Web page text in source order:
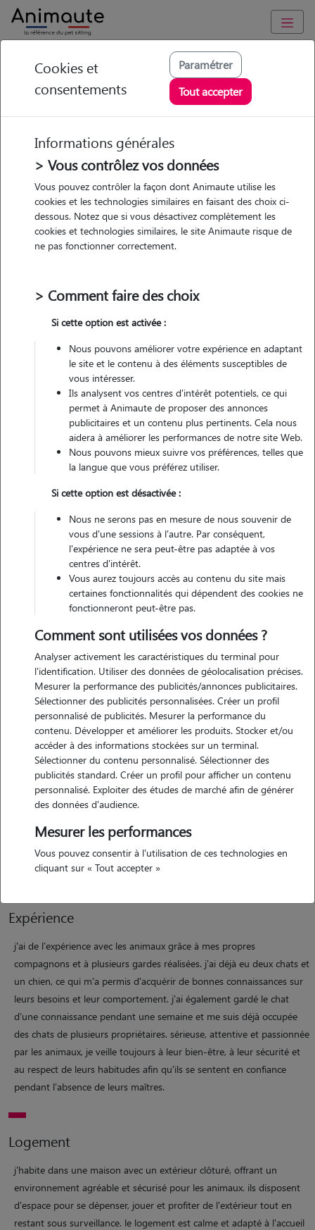
Animaute Auvergne-Rhône-Alpes Rhône/Meyzieu
Ambre - Petsitter à
PUSIGNAN
• 20 ans
Garde
chez le Pet Sitter
Véhiculé
Gardes réalisées
Contacter
L'envoi d'une demande est sans engagement
Motivation
passionnée par les animaux, je propose mes services pour garder vos
compagnons pendant vos absences. chiens, chats, rongeurs ou
autres animaux de compagnie, ils seront accueillis avec attention,
douceur et sérieux. je peux assurer les promenades, les repas, les jeux,
les câlins ainsi que le respect de leurs habitudes pour qu'ils se sentent
en confiance. n'hésitez pas à me contacter pour plus d'informations
ou pour discuter des besoins de votre animal. je serai ravie de
prendre soin de lui !
Expérience
j'ai de l'expérience avec les animaux grâce à mes propres
compagnons et à plusieurs gardes réalisées. j'ai déjà eu deux chats et
un chien, ce qui m'a permis d'acquérir de bonnes connaissances sur
leurs besoins et leur comportement. j'ai également gardé le chat
d'une connaissance pendant une semaine et me suis déjà occupée
des chats de plusieurs propriétaires. sérieuse, attentive et passionnée
par les animaux, je veille toujours à leur bien-être, à leur sécurité et
au respect de leurs habitudes afin qu'ils se sentent en confiance
pendant l'absence de leurs maîtres.
Logement
j'habite dans une maison avec un extérieur clôturé, offrant un
environnement agréable et sécurisé pour les animaux. ils disposent
d'espace pour se dépenser, jouer et profiter de l'extérieur tout en
restant sous surveillance. le logement est calme et adapté à l'accueil
Cookies et
consentements
Paramétrer
Tout accepter
Informations générales
> Vous contrôlez vos données
Vous pouvez contrôler la façon dont Animaute utilise les
cookies et les technologies similaires en faisant des choix ci-
dessous. Notez que si vous désactivez complètement les
cookies et technologies similaires, le site Animaute risque de
ne pas fonctionner correctement.
> Comment faire des choix
Si cette option est activée :
Nous pouvons améliorer votre expérience en adaptant
le site et le contenu à des éléments susceptibles de
vous intéresser.
Ils analysent vos centres d'intérêt potentiels, ce qui
permet à Animaute de proposer des annonces
publicitaires et un contenu plus pertinents. Cela nous
aidera à améliorer les performances de notre site Web.
Nous pouvons mieux suivre vos préférences, telles que
la langue que vous préférez utiliser.
Si cette option est désactivée :
Nous ne serons pas en mesure de nous souvenir de
vous d'une sessions à l'autre. Par conséquent,
l'expérience ne sera peut-être pas adaptée à vos
centres d'intérêt.
Vous aurez toujours accès au contenu du site mais
certaines fonctionnalités qui dépendent des cookies ne
fonctionneront peut-être pas.
Comment sont utilisées vos données ?
Analyser activement les caractéristiques du terminal pour
l'identification. Utiliser des données de géolocalisation précises.
Mesurer la performance des publicités/annonces publicitaires.
Sélectionner des publicités personnalisées. Créer un profil
personnalisé de publicités. Mesurer la performance du
contenu. Développer et améliorer les produits. Stocker et/ou
accéder à des informations stockées sur un terminal.
Sélectionner du contenu personnalisé. Sélectionner des
publicités standard. Créer un profil pour afficher un contenu
personnalisé. Exploiter des études de marché afin de générer
des données d'audience.
Mesurer les performances
Vous pouvez consentir à l'utilisation de ces technologies en
cliquant sur « Tout accepter »